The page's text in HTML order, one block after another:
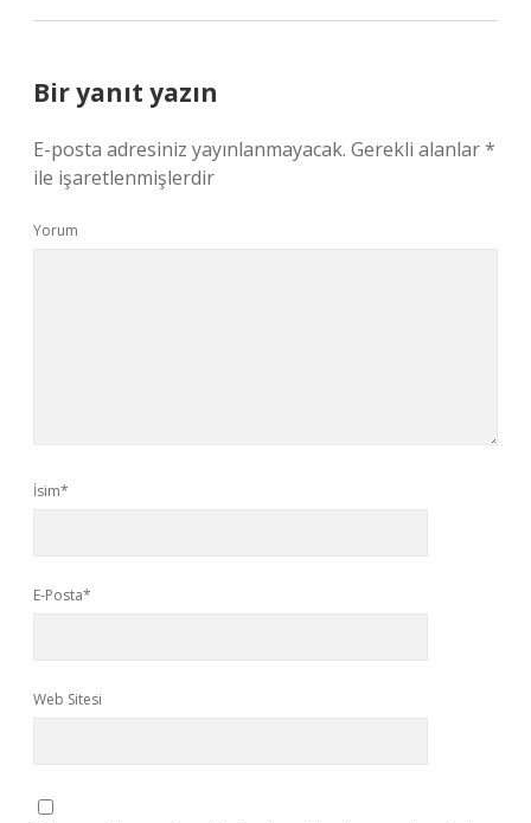
Bir yanıt yazın
E-posta adresiniz yayınlanmayacak. Gerekli alanlar*
ile işaretlenmişlerdir
Yorum
İsim*
E-Posta*
Web Sitesi